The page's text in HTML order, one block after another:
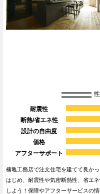
耐震性
断熱/省エネ性
設計の自由度
価格
アフターサポート
楠亀工務店で注文住宅を建てて良か
はじめ、耐震性や気密断熱性、省エ
しよう！保障やアフターサービスの